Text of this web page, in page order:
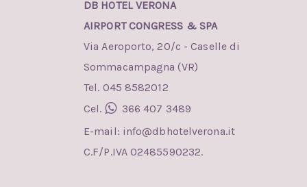
DB HOTEL VERONA
AIRPORT CONGRESS & SPA
Via Aeroporto, 20/c - Caselle di
Sommacampagna (VR)
Tel. 045 8582012
Cel.
366 407 3489
E-mail: info@dbhotelverona.it
C.F/P.IVA 02485590232.